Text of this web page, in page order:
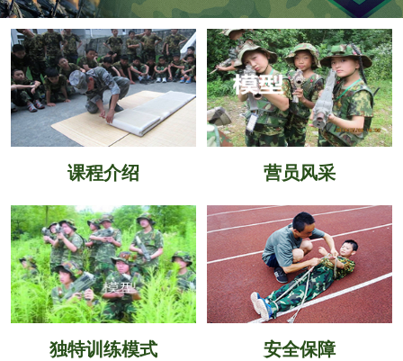
课程介绍 营员风采
独特训练模式 安全保障